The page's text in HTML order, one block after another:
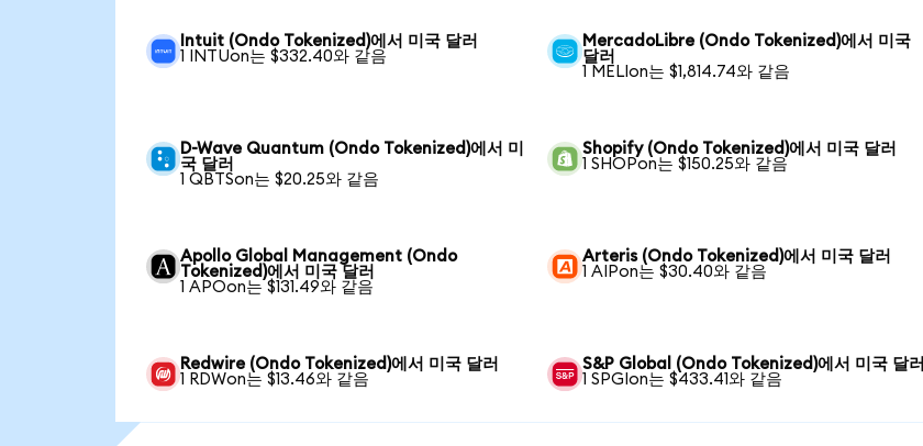
Intuit (Ondo Tokenized)에서 미국 달러
1 INTUon는 $332.40와 같음
MercadoLibre (Ondo Tokenized)에서 미국
달러
1 MELIon는 $1,814.74와 같음
D-Wave Quantum (Ondo Tokenized)에서 미
국 달러
1 QBTSon는 $20.25와 같음
Shopify (Ondo Tokenized)에서 미국 달러
1 SHOPon는 $150.25와 같음
Apollo Global Management (Ondo
Tokenized)에서 미국 달러
1 APOon는 $131.49와 같음
Arteris (Ondo Tokenized)에서 미국 달러
1 AIPon는 $30.40와 같음
Redwire (Ondo Tokenized)에서 미국 달러
1 RDWon는 $13.46와 같음
S&P Global (Ondo Tokenized)에서 미국 달러
1 SPGIon는 $433.41와 같음